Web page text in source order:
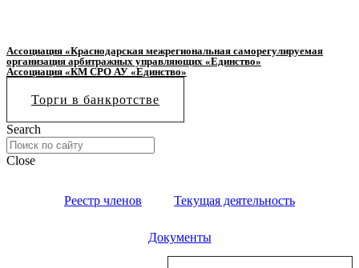
Ассоциация «Краснодарская межрегиональная саморегулируемая
организация арбитражных управляющих «Единство»
Ассоциация «КМ СРО АУ «Единство»
Торги в банкротстве
Search
Close
Реестр членов Текущая деятельность
Документы